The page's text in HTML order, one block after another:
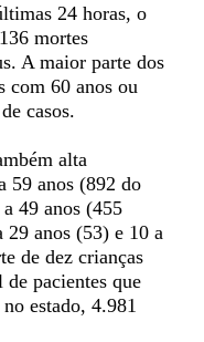
24 horas, o
mortes
A maior parte dos
com 60 anos ou
casos.
alta
59 anos (892 do
49 anos (455
anos (53) e 10 a
de dez crianças
pacientes que
estado, 4.981